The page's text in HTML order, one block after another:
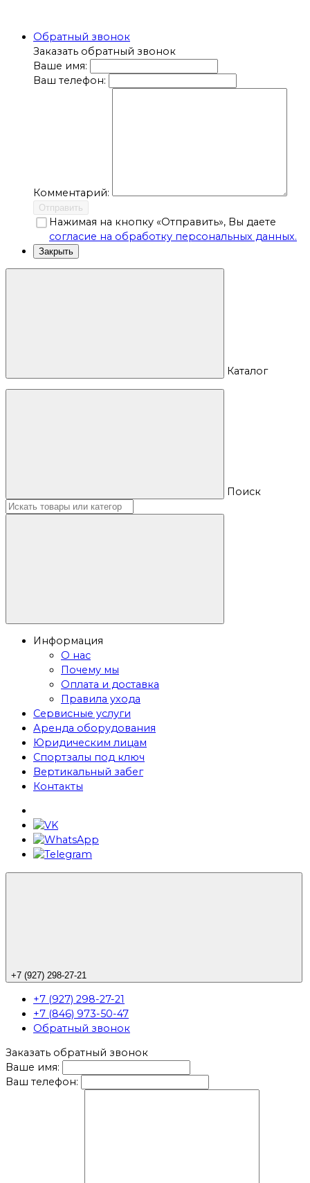
Обратный звонок
Заказать обратный звонок
Ваше имя:
Ваш телефон:
Комментарий:
Отправить
Нажимая на кнопку «Отправить», Вы даете
согласие на обработку персональных данных.
Закрыть
Каталог
Поиск
Информация
О нас
Почему мы
Оплата и доставка
Правила ухода
Сервисные услуги
Аренда оборудования
Юридическим лицам
Спортзалы под ключ
Вертикальный забег
Контакты
+7 (927) 298-27-21
+7 (927) 298-27-21
+7 (846) 973-50-47
Обратный звонок
Заказать обратный звонок
Ваше имя:
Ваш телефон: